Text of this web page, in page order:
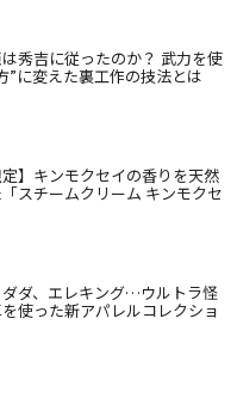
秀吉に従ったのか？ 武力を使
”に変えた裏工作の技法とは
定】キンモクセイの香りを天然
スチームクリーム キンモクセ
ダ、エレキング…ウルトラ怪
使った新アパレルコレクショ